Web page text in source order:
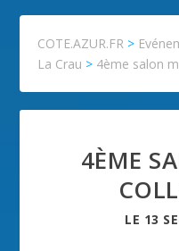
COTE.AZUR.FR >
La Crau > 4ème salon
4ÈME
LE 13